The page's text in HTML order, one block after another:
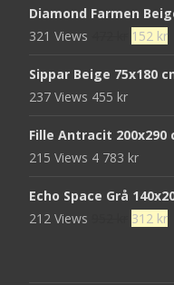
priset
var:
är:
Diamond Farmen
321 Views
Det
priset
152 kr
Sippar Beige 75x180
237 Views 455 kr
Fille Antracit 200x290
215 Views 4 783 kr
Echo Space Grå
212 Views
Det
312 kr